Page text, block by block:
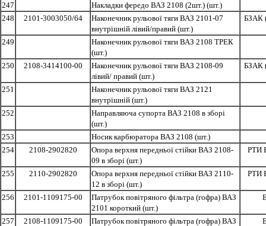
247
Накладки фередо ВАЗ 2108 (2шт.) (шт.)
248
2101-3003050/64
Наконечник рульової тяги ВАЗ 2101-07
внутрішній лівий/правий (шт.)
БЗАК
249
Наконечник рульової тяги ВАЗ 2108 ТРЕК
(шт.)
250
2108-3414100-00
Наконечник рульової тяги ВАЗ 2108-09
лівий/ правий (шт.)
БЗАК
251
Наконечник рульової тяги ВАЗ 2121
внутрішній (шт.)
252
Направляюча супорта ВАЗ 2108 в зборі
(шт.)
253
Носик карбюратора ВАЗ 2108 (шт.)
254
2108-2902820
Опора верхня передньої стійки ВАЗ 2108-
09 в зборі (шт.)
РТИ
255 2110-2902820
Опора верхня передньої стійки ВАЗ 2110-
12 в зборі (шт.)
РТИ
256 2101-1109175-00
Патрубок повітряного фільтра (гофра) ВАЗ
2101 короткий (шт.)
257 2108-1109175-00
Патрубок повітряного фільтра (гофра) ВАЗ